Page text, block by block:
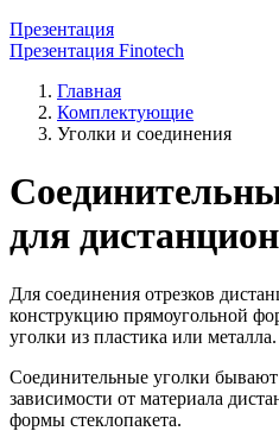
Презентация
Презентация Finotech
Главная
Комплектующие
Уголки и соединения
для
Для соединения отрезков
конструкцию прямоугольной
уголки из пластика или металла.
Соединительные уголки
зависимости от материала
формы стеклопакета.